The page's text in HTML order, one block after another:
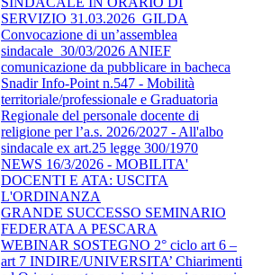
SERVIZIO 31.03.2026_GILDA
Convocazione di un’assemblea
sindacale_30/03/2026 ANIEF
comunicazione da pubblicare in bacheca
Snadir Info-Point n.547 - Mobilità
territoriale/professionale e Graduatoria
Regionale del personale docente di
religione per l’a.s. 2026/2027 - All'albo
sindacale ex art.25 legge 300/1970
NEWS 16/3/2026 - MOBILITA'
DOCENTI E ATA: USCITA
L'ORDINANZA
GRANDE SUCCESSO SEMINARIO
FEDERATA A PESCARA
WEBINAR SOSTEGNO 2° ciclo art 6 –
art 7 INDIRE/UNIVERSITA’ Chiarimenti